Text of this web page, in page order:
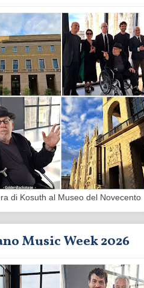
di Kosuth al Museo del Novecento
Music Week 2026